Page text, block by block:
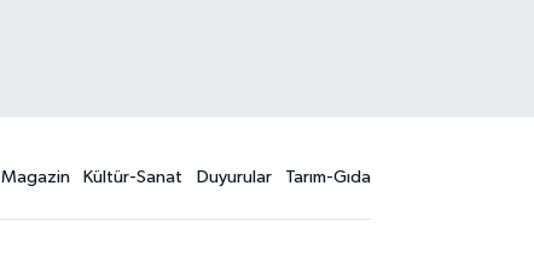
Magazin Kültür-Sanat Duyurular Tarım-Gıda